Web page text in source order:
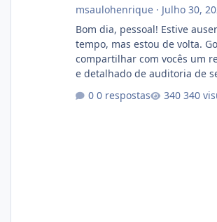
msaulohenrique· Julho 30,
Bom dia, pessoal! Estive
tempo, mas estou de volta.
compartilhar com vocês um
e detalhado de auditoria de
conformidade referente ao
atualmente em circulação e
0 respostas 340